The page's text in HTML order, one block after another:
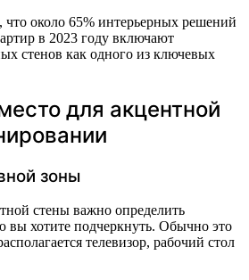
что около 65% интерьерных решений
в 2023 году включают
стенов как одного из ключевых
для акцентной
зоны
стены важно определить
вы хотите подчеркнуть. Обычно это
телевизор, рабочий стол